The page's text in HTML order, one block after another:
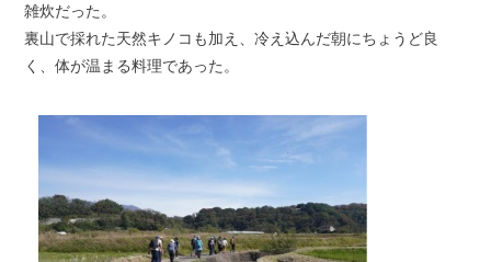
雑炊だった。
裏山で採れた天然キノコも加え、冷え込んだ朝にちょうど良
く、体が温まる料理であった。